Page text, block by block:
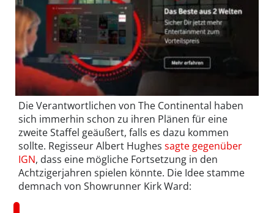
Die Verantwortlichen von The Continental haben
sich immerhin schon zu ihren Plänen für eine
zweite Staffel geäußert, falls es dazu kommen
sollte. Regisseur Albert Hughes sagte gegenüber
IGN, dass eine mögliche Fortsetzung in den
Achtzigerjahren spielen könnte. Die Idee stamme
demnach von Showrunner Kirk Ward: